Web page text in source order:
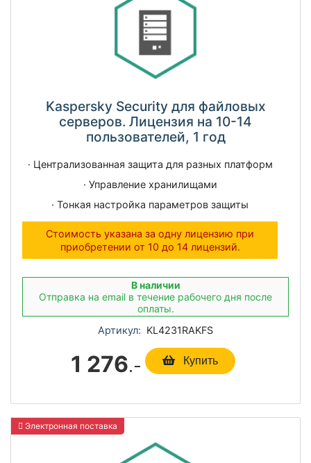
Kaspersky Security для файловых
серверов. Лицензия на 10-14
пользователей, 1 год
· Централизованная защита для разных платформ
· Управление хранилищами
· Тонкая настройка параметров защиты
Стоимость указана за одну лицензию при
приобретении от 10 до 14 лицензий.
В наличии
Отправка на email в течение рабочего дня после
оплаты.
Артикул: KL4231RAKFS
1 276.- Купить
Электронная поставка